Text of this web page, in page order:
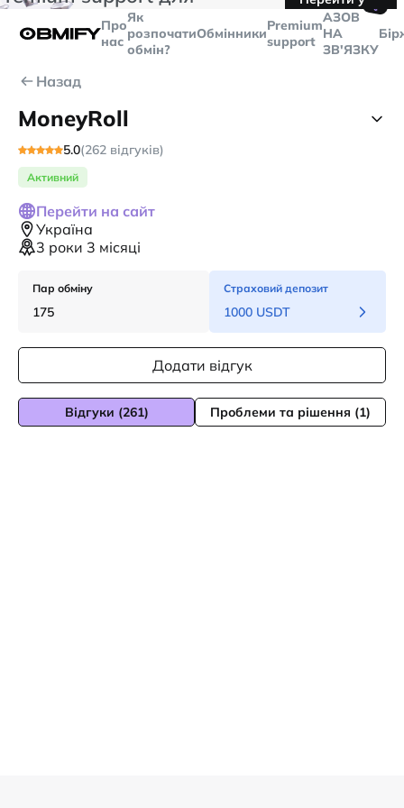
більше
Telegram
Про
нас
Як
розпочати
обмін?
ОбмінникиPremium
support
🤙
AЗОВ
НА
ЗВ'ЯЗКУ
Назад
MoneyRoll
5.0(262 відгуків)
Активний
Перейти на сайт
Україна
3 роки 3 місяці
Пар обміну
175
Страховий депозит
1000 USDT
Додати відгук
Відгуки (261) Проблеми та рішення (1)